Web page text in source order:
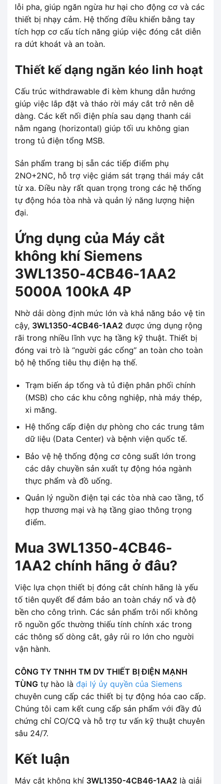
lỗi pha, giúp ngăn ngừa hư hại cho động cơ và các
thiết bị nhạy cảm. Hệ thống điều khiển bằng tay
tích hợp cơ cấu tích năng giúp việc đóng cắt diễn
ra dứt khoát và an toàn.
Thiết kế dạng ngăn kéo linh hoạt
Cấu trúc withdrawable đi kèm khung dẫn hướng
giúp việc lắp đặt và tháo rời máy cắt trở nên dễ
dàng. Các kết nối điện phía sau dạng thanh cái
nằm ngang (horizontal) giúp tối ưu không gian
trong tủ điện tổng MSB.
Sản phẩm trang bị sẵn các tiếp điểm phụ
2NO+2NC, hỗ trợ việc giám sát trạng thái máy cắt
từ xa. Điều này rất quan trọng trong các hệ thống
tự động hóa tòa nhà và quản lý năng lượng hiện
đại.
Ứng dụng của Máy cắt
không khí Siemens
3WL1350-4CB46-1AA2
5000A 100kA 4P
Nhờ dải dòng định mức lớn và khả năng bảo vệ tin
cậy, 3WL1350-4CB46-1AA2 được ứng dụng rộng
rãi trong nhiều lĩnh vực hạ tầng kỹ thuật. Thiết bị
đóng vai trò là “người gác cổng” an toàn cho toàn
bộ hệ thống tiêu thụ điện hạ thế.
Trạm biến áp tổng và tủ điện phân phối chính
(MSB) cho các khu công nghiệp, nhà máy thép,
xi măng.
Hệ thống cấp điện dự phòng cho các trung tâm
dữ liệu (Data Center) và bệnh viện quốc tế.
Bảo vệ hệ thống động cơ công suất lớn trong
các dây chuyền sản xuất tự động hóa ngành
thực phẩm và đồ uống.
Quản lý nguồn điện tại các tòa nhà cao tầng, tổ
hợp thương mại và hạ tầng giao thông trọng
điểm.
Mua 3WL1350-4CB46-
1AA2 chính hãng ở đâu?
Việc lựa chọn thiết bị đóng cắt chính hãng là yếu
tố tiên quyết để đảm bảo an toàn cháy nổ và độ
bền cho công trình. Các sản phẩm trôi nổi không
rõ nguồn gốc thường thiếu tính chính xác trong
các thông số dòng cắt, gây rủi ro lớn cho người
vận hành.
CÔNG TY TNHH TM DV THIẾT BỊ ĐIỆN MẠNH
TÙNG tự hào là đại lý ủy quyền của Siemens
chuyên cung cấp các thiết bị tự động hóa cao cấp.
Chúng tôi cam kết cung cấp sản phẩm với đầy đủ
chứng chỉ CO/CQ và hỗ trợ tư vấn kỹ thuật chuyên
sâu 24/7.
Kết luận
Máy cắt không khí 3WL1350-4CB46-1AA2 là giải